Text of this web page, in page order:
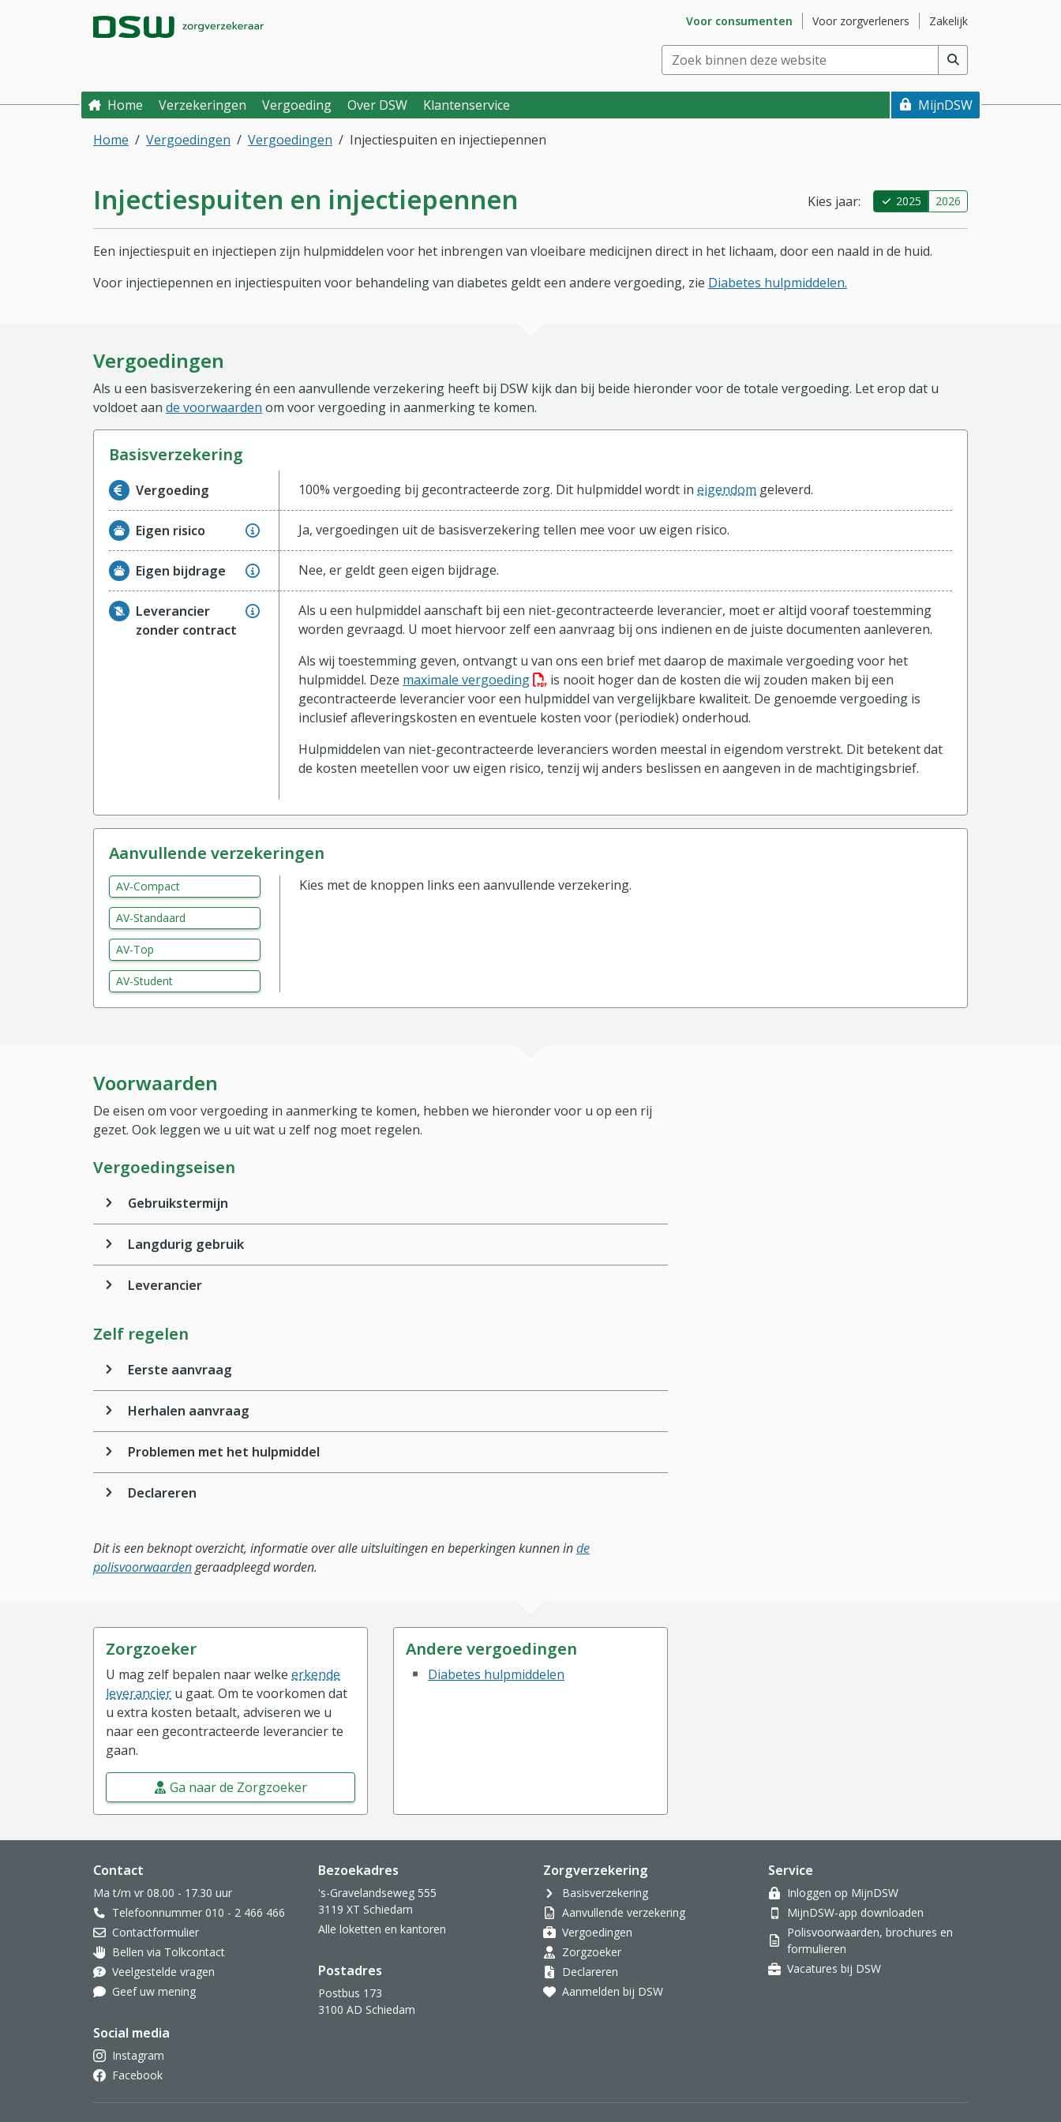
Direct naar hoofdinhoud
Direct naar hoofdmenu DSW Zorgverzekeraar. Goed voor je. Ga naar subsite
Voor consumenten Ga naar subsite
Voor zorgverleners Ga naar subsite
Zakelijk
Zoek binnen deze website(min. 2 tekens)
Home Verzekeringen Vergoeding Over DSW Klantenservice
MijnDSW
Home
Vergoedingen Vergoedingen Injectiespuiten en injectiepennen
Injectiespuiten en injectiepennen Kies jaar: 2025 2026
Een injectiespuit en injectiepen zijn hulpmiddelen voor het inbrengen van vloeibare medicijnen direct in het lichaam, door een naald in de huid.
Voor injectiepennen en injectiespuiten voor behandeling van diabetes geldt een andere vergoeding, zie Diabetes hulpmiddelen.
Vergoedingen
Als u een basisverzekering én een aanvullende verzekering heeft bij DSW kijk dan bij beide hieronder voor de totale vergoeding. Let erop dat u
voldoet aan de voorwaarden om voor vergoeding in aanmerking te komen.
basisverzekering
Informatie over de vergoeding van de basisverzekering
Vergoeding 100% vergoeding bij gecontracteerde zorg. Dit hulpmiddel wordt in eigendom geleverd.
Eigen risico Ja, vergoedingen uit de basisverzekering tellen mee voor uw eigen risico.
Eigen bijdrage Nee, er geldt geen eigen bijdrage.
Leverancier
zonder contract
Als u een hulpmiddel aanschaft bij een niet-gecontracteerde leverancier, moet er altijd vooraf toestemming
worden gevraagd. U moet hiervoor zelf een aanvraag bij ons indienen en de juiste documenten aanleveren.
Als wij toestemming geven, ontvangt u van ons een brief met daarop de maximale vergoeding voor het
hulpmiddel. Deze maximale vergoeding(PDF bestand, download bestand)
is nooit hoger dan de kosten die wij zouden maken bij een
gecontracteerde leverancier voor een hulpmiddel van vergelijkbare kwaliteit. De genoemde vergoeding is
inclusief afleveringskosten en eventuele kosten voor (periodiek) onderhoud.
Hulpmiddelen van niet-gecontracteerde leveranciers worden meestal in eigendom verstrekt. Dit betekent dat
de kosten meetellen voor uw eigen risico, tenzij wij anders beslissen en aangeven in de machtigingsbrief.
aanvullende verzekeringen
AV-Compact
AV-Standaard
AV-Top
AV-Student
Kies met de knoppen links een aanvullende verzekering.
Voorwaarden
De eisen om voor vergoeding in aanmerking te komen, hebben we hieronder voor u op een rij
gezet. Ook leggen we u uit wat u zelf nog moet regelen.
Vergoedingseisen
Gebruikstermijn
Langdurig gebruik
Leverancier
Zelf regelen
Eerste aanvraag
Herhalen aanvraag
Problemen met het hulpmiddel
Declareren
Dit is een beknopt overzicht, informatie over alle uitsluitingen en beperkingen kunnen inde
polisvoorwaardengeraadpleegd worden.
Zorgzoeker
U mag zelf bepalen naar welke erkende
leverancier u gaat. Om te voorkomen dat
u extra kosten betaalt, adviseren we u
naar een gecontracteerde leverancier te
gaan.
Ga naar de Zorgzoeker
Andere vergoedingen
Diabetes hulpmiddelen
Website footer
Contact
Ma t/m vr 08.00 - 17.30 uur
Telefoonnummer 010 - 2 466 466
Contactformulier
Oor met hoortoestel
Bellen via Tolkcontact
Veelgestelde vragen
Geef uw mening
Social media
Instagram
Facebook
Bezoekadres
's-Gravelandseweg 555
3119 XT Schiedam
Alle loketten en kantoren
Postadres
Postbus 173
3100 AD Schiedam
Zorgverzekering
Basisverzekering
Aanvullende verzekering
Vergoedingen
Zorgzoeker
Declareren
Aanmelden bij DSW
Service
Inloggen op MijnDSW
MijnDSW-app downloaden
Polisvoorwaarden, brochures en
formulieren
Vacatures bij DSW